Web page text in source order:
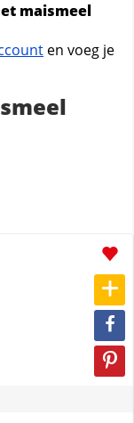
maismeel
en voeg je